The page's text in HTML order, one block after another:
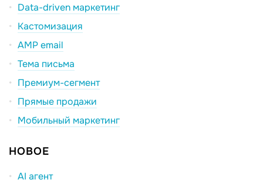
Data-driven маркетинг
Кастомизация
AMP email
Тема письма
Премиум-сегмент
Прямые продажи
Мобильный маркетинг
НОВОЕ
AI агент